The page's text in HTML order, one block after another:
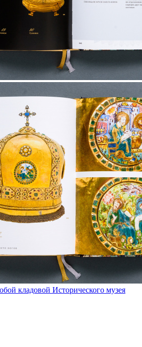
кладовой Исторического музея